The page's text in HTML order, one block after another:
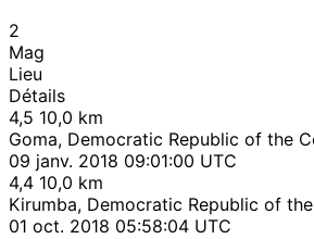
2
Mag
Lieu
Détails
4,5 10,0 km
Goma, Democratic Republic of the
09 janv. 2018 09:01:00 UTC
4,4 10,0 km
Kirumba, Democratic Republic of
01 oct. 2018 05:58:04 UTC